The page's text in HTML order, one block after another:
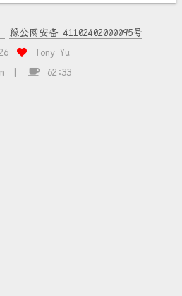
豫公网安备 41102402000095号
Tony Yu
62:33